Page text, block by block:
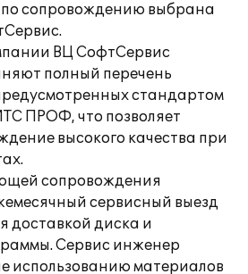
по сопровождению выбрана
ВЦ СофтСервис
полный перечень
стандартом
ПРОФ, что позволяет
высокого качества при
сопровождения
сервисный выезд
доставкой диска и
Сервис инженер
использованию материалов